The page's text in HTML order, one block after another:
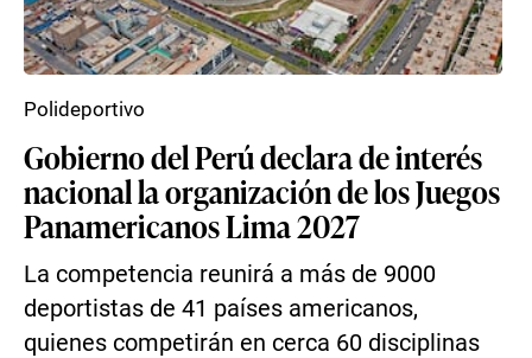
Gobierno del Perú declara de interés
nacional la organización de los Juegos
Panamericanos Lima 2027
La competencia reunirá a más de 9000
deportistas de 41 países americanos,
quienes competirán en cerca 60 disciplinas
Polideportivo